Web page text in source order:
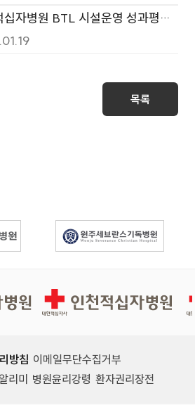
십자병원 BTL 시설운영 성과평
(2분기) 평가 결과 안내
목록
인천적십자병원
방침 이메일무단수집거부
리미
병원윤리강령 환자권리장전